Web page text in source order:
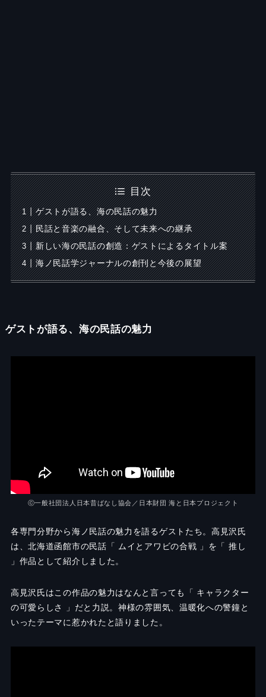
目次
ゲストが語る、海の民話の魅力
民話と音楽の融合、そして未来への継承
新しい海の民話の創造：ゲストによるタイトル案
海ノ民話学ジャーナルの創刊と今後の展望
ゲストが語る、海の民話の魅力
ⓒ一般社団法人日本昔ばなし協会／日本財団 海と日本プロジェクト
各専門分野から海ノ民話の魅力を語るゲストたち。高見沢氏
は、北海道函館市の民話「 ムイとアワビの合戦 」を「 推し
」作品として紹介しました。
高見沢氏はこの作品の魅力はなんと言っても「 キャラクター
の可愛らしさ 」だと力説。神様の雰囲気、温暖化への警鐘と
いったテーマに惹かれたと語りました。